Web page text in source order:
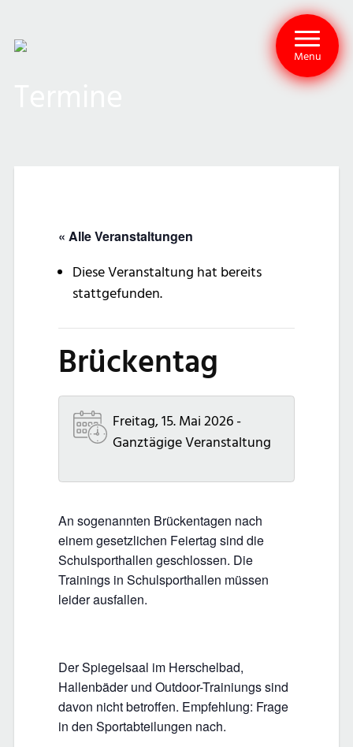
Menu
« Alle Veranstaltungen
Diese Veranstaltung hat bereits
stattgefunden.
Brückentag
Freitag, 15. Mai 2026 -
Ganztägige Veranstaltung
An sogenannten Brückentagen nach
einem gesetzlichen Feiertag sind die
Schulsporthallen geschlossen. Die
Trainings in Schulsporthallen müssen
leider ausfallen.
Der Spiegelsaal im Herschelbad,
Hallenbäder und Outdoor-Trainiungs sind
davon nicht betroffen. Empfehlung: Frage
in den Sportabteilungen nach.